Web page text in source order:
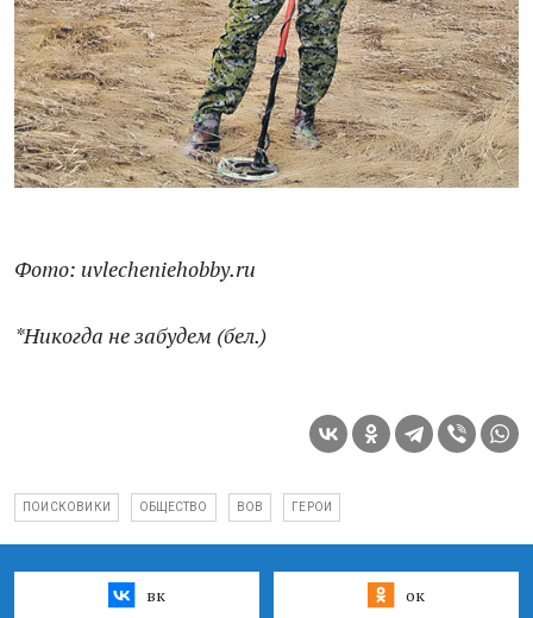
Фото: uvlecheniehobby.ru
*Никогда не забудем (бел.)
ПОИСКОВИКИ ОБЩЕСТВО ВОВ ГЕРОИ
вк ок